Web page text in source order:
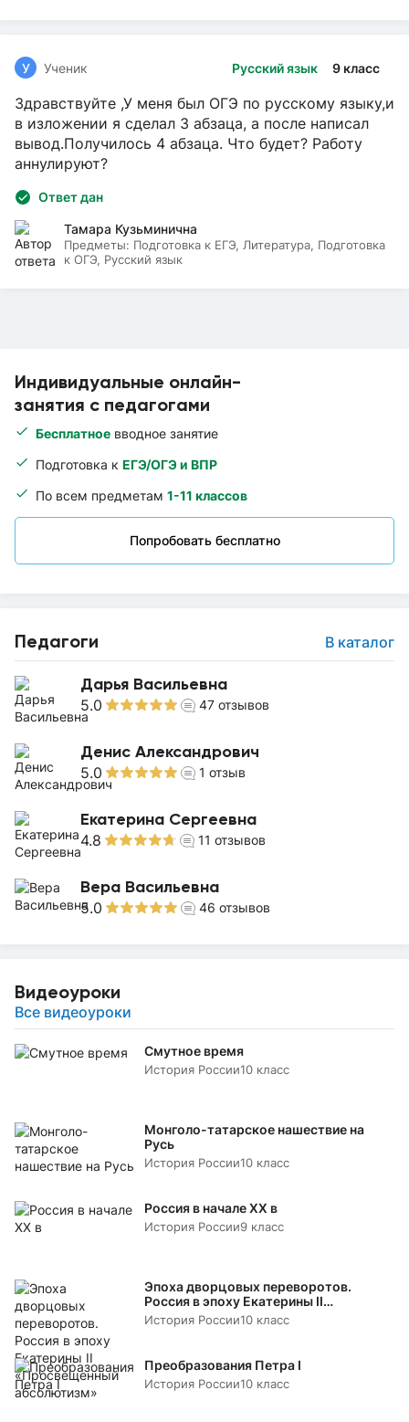
Индивидуальные онлайн-
занятия с педагогами
Бесплатное вводное занятие
Подготовка к ЕГЭ/ОГЭ и ВПР
По всем предметам 1-11 классов
Попробовать бесплатно
Педагоги В каталог
Дарья Васильевна
5.0 47 отзывов
Денис Александрович
5.0 1 отзыв
Екатерина Сергеевна
4.8 11 отзывов
Вера Васильевна
5.0 46 отзывов
Видеоуроки
Все видеоуроки
Смутное время
История России10 класс
Монголо-татарское нашествие на
Русь
История России10 класс
Россия в начале XX в
История России9 класс
Эпоха дворцовых переворотов.
Россия в эпоху Екатерины II
«Просвещенный абсолютизм»
История России10 класс
Преобразования Петра I
История России10 класс
Русский язык 9 класс
У Ученик
Здравствуйте ,У меня был ОГЭ по русскому языку,и
в изложении я сделал 3 абзаца, а после написал
вывод.Получилось 4 абзаца. Что будет? Работу
аннулируют?
Ответ дан
Тамара Кузьминична
Предметы: Подготовка к ЕГЭ, Литература, Подготовка
к ОГЭ, Русский язык